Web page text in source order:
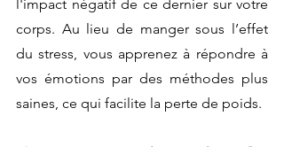
l'impact négatif de ce dernier sur votre
corps. Au lieu de manger sous l’effet
du stress, vous apprenez à répondre à
vos émotions par des méthodes plus
saines, ce qui facilite la perte de poids.